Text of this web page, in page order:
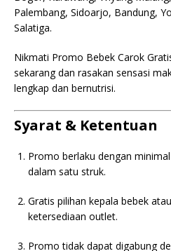
Palembang, Sidoarjo, Bandung,
Salatiga.
Nikmati Promo Bebek Carok
sekarang dan rasakan sensasi
lengkap dan bernutrisi.
Syarat & Ketentuan
Promo berlaku dengan
dalam satu struk.
Gratis pilihan kepala bebek
ketersediaan outlet.
Promo tidak dapat digabung